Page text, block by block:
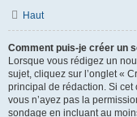
Haut
Comment puis-je créer un
Lorsque vous rédigez un
sujet, cliquez sur l’onglet «
principal de rédaction. Si cet
vous n’ayez pas la
sondage en incluant au